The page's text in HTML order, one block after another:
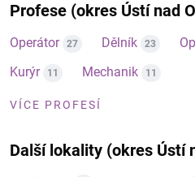
Profese (okres Ústí nad
Operátor 27 Dělník 23
Kurýr 11 Mechanik 11
VÍCE PROFESÍ
Další lokality (okres Ústí